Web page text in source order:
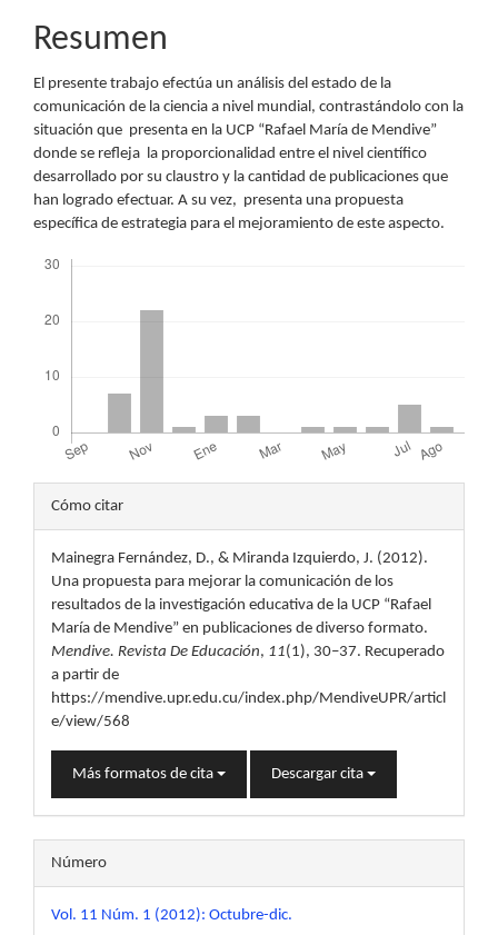
Resumen
El presente trabajo efectúa un análisis del estado de la
comunicación de la ciencia a nivel mundial, contrastándolo con la
situación que presenta en la UCP “Rafael María de Mendive”
donde se refleja la proporcionalidad entre el nivel científico
desarrollado por su claustro y la cantidad de publicaciones que
han logrado efectuar. A su vez, presenta una propuesta
específica de estrategia para el mejoramiento de este aspecto.
Detalles
del
artículo
Cómo citar
Mainegra Fernández, D., & Miranda Izquierdo, J. (2012).
Una propuesta para mejorar la comunicación de los
resultados de la investigación educativa de la UCP “Rafael
María de Mendive” en publicaciones de diverso formato.
Mendive. Revista De Educación, 11(1), 30–37. Recuperado
a partir de
https://mendive.upr.edu.cu/index.php/MendiveUPR/articl
e/view/568
Más formatos de cita Descargar cita
Número
Vol. 11 Núm. 1 (2012): Octubre-dic.